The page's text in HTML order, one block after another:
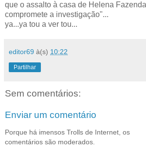
que o assalto à casa de Helena
compromete a investigação"...
ya...ya tou a ver tou...
editor69 à(s) 10:22
Partilhar
Sem comentários:
Enviar um comentário
Porque há imensos Trolls de Internet, os
comentários são moderados.